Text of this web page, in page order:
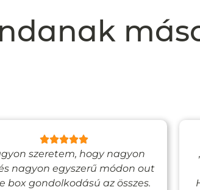
szeretem, hogy nagyon
nagyon egyszerű módon out
box gondolkodású az összes.